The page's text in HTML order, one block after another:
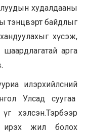
худалдааны
тэнцвэрт байдлыг
хүсэж,
арга
илэрхийлсний
Улсад суугаа
хэлсэн.Тэрбээр
ирэх жил болох